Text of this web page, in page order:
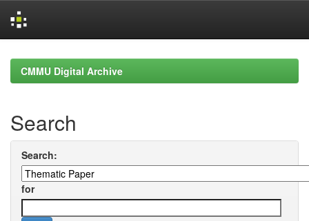
navigationCMMU Digital Archive
Search
Search:
for